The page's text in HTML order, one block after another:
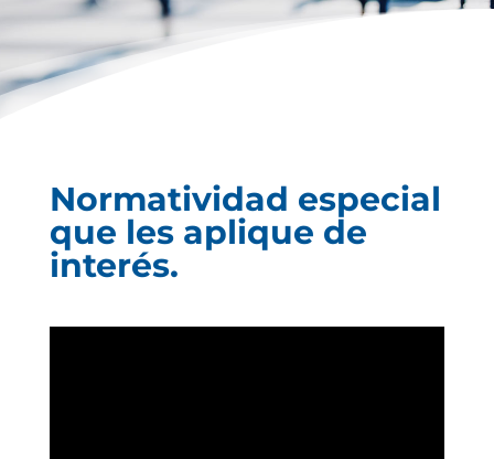
Normatividad especial
que les aplique de
interés.